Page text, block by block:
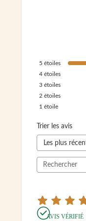
5 étoiles
4 étoiles
3 étoiles
2 étoiles
1 étoile
Trier les avis
AVIS VÉRIFIÉ